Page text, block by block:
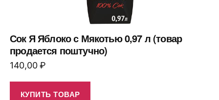
Сок Я Яблоко с Мякотью 0,97 л (товар
продается поштучно)
140,00₽
КУПИТЬ ТОВАР